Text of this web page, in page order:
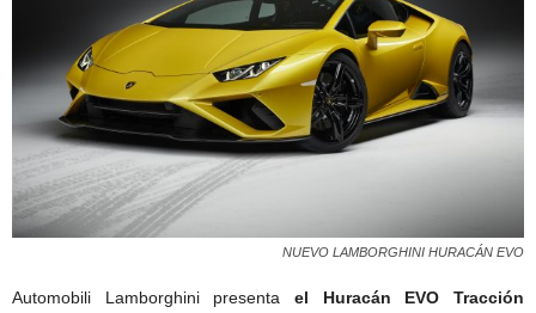
NUEVO LAMBORGHINI HURACÁN EVO
Automobili Lamborghini presenta el Huracán EVO Tracción